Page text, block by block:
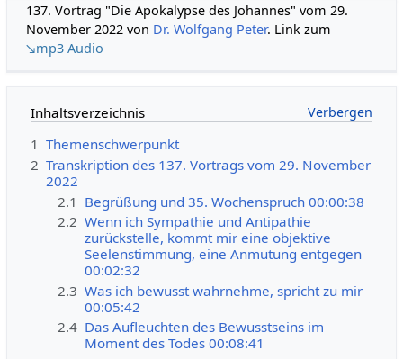
137. Vortrag "Die Apokalypse des Johannes" vom 29.
November 2022 von Dr. Wolfgang Peter. Link zum
↘mp3 Audio
Inhaltsverzeichnis
1 Themenschwerpunkt
2 Transkription des 137. Vortrags vom 29. November
2022
2.1 Begrüßung und 35. Wochenspruch 00:00:38
2.2 Wenn ich Sympathie und Antipathie
zurückstelle, kommt mir eine objektive
Seelenstimmung, eine Anmutung entgegen
00:02:32
2.3 Was ich bewusst wahrnehme, spricht zu mir
00:05:42
2.4 Das Aufleuchten des Bewusstseins im
Moment des Todes 00:08:41